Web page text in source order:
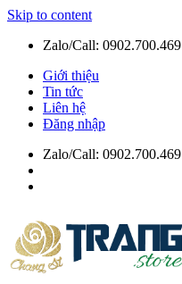
Skip to content
Zalo/Call: 0902.700.469
Giới thiệu
Tin tức
Liên hệ
Đăng nhập
Zalo/Call: 0902.700.469